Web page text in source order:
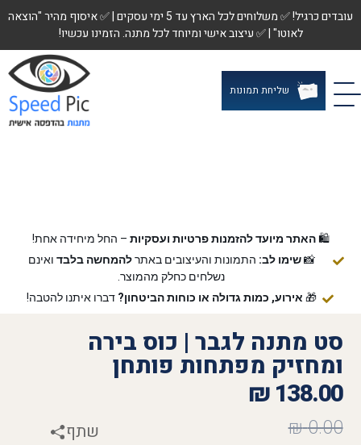
עובדים כרגיל! ✅ משלוחים לכל הארץ עד 5 ימי עסקים | ✅ איסוף מהיר "הוצאה
לאוטו" | ✅ עיצוב אישי ומיוחד לכל מתנה. הזמינו עכשיו!
שליחת תמונות
🛍️האתר מיועד להזמנות פרטיות ועסקיות – החל מיחידה אחת!
📸שימו לב: התמונות והעיצובים באתרלהמחשה בלבד ואינם
נשלחים כחלק מהמוצר.
🎁 אירוע, כמות גדולה או כוחות הביטחון? דברו איתנו להטבה!
סט מתנה לגבר | כוס בירה
ומחזיק מפתחות פותחן
138.00
₪
0.00
₪ שתף